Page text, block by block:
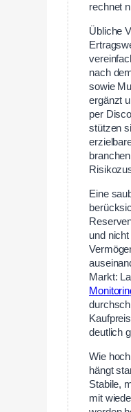
rechnet
Übliche
nach
sowie
ergänzt
per
stützen
Eine
und
Markt:
deutlich
Wie
hängt
Stabile,
mit